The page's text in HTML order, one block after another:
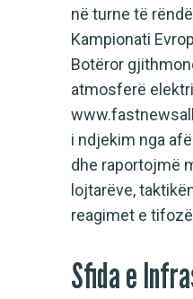
në turne të
Kampionati
Botëror
atmosferë
i ndjekim nga
dhe raportojmë
lojtarëve,
reagimet e
Sfida e